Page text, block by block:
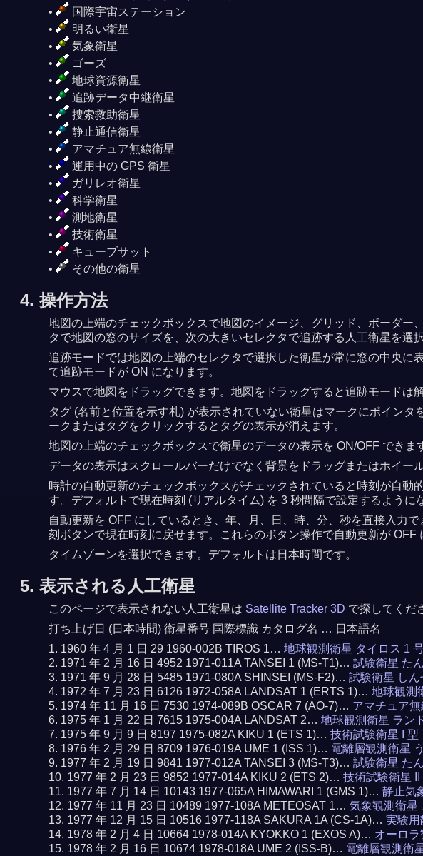
国際宇宙ステーション
明るい衛星
気象衛星
ゴーズ
地球資源衛星
追跡データ中継衛星
捜索救助衛星
静止通信衛星
アマチュア無線衛星
運用中の GPS 衛星
ガリレオ衛星
科学衛星
測地衛星
技術衛星
キューブサット
その他の衛星
4. 操作方法
地図の上端のチェックボックスで地図のイメージ、グリッド、ボーダ
タで地図の窓のサイズを、次の大きいセレクタで追跡する人工衛星を選
追跡モードでは地図の上端のセレクタで選択した衛星が常に窓の中央
て追跡モードが ON になります。
マウスで地図をドラッグできます。地図をドラッグすると追跡モードは
タグ (名前と位置を示す札) が表示されていない衛星はマークにポイン
ークまたはタグをクリックするとタグの表示が消えます。
地図の上端のチェックボックスで衛星のデータの表示を ON/OFF でき
データの表示はスクロールバーだけでなく背景をドラッグまたはホイー
時計の自動更新のチェックボックスがチェックされていると時刻が自
す。デフォルトで現在時刻 (リアルタイム) を 3 秒間隔で設定するよう
自動更新を OFF にしているとき、年、月、日、時、分、秒を直接入力
刻ボタンで現在時刻に戻せます。これらのボタン操作で自動更新が OFF
タイムゾーンを選択できます。デフォルトは日本時間です。
5. 表示される人工衛星
このページで表示されない人工衛星は Satellite Tracker 3D で探してくだ
打ち上げ日 (日本時間) 衛星番号 国際標識 カタログ名 … 日本語名
1960 年 4 月 1 日 29 1960-002B TIROS 1… 地球観測衛星 タイロス 1
1971 年 2 月 16 日 4952 1971-011A TANSEI 1 (MS-T1)… 試験衛星 た
1971 年 9 月 28 日 5485 1971-080A SHINSEI (MS-F2)… 試験衛星 し
1972 年 7 月 23 日 6126 1972-058A LANDSAT 1 (ERTS 1)… 地球観測
1974 年 11 月 16 日 7530 1974-089B OSCAR 7 (AO-7)… アマチュア
1975 年 1 月 22 日 7615 1975-004A LANDSAT 2… 地球観測衛星 ラン
1975 年 9 月 9 日 8197 1975-082A KIKU 1 (ETS 1)… 技術試験衛星 I 型
1976 年 2 月 29 日 8709 1976-019A UME 1 (ISS 1)… 電離層観測衛星
1977 年 2 月 19 日 9841 1977-012A TANSEI 3 (MS-T3)… 試験衛星 た
1977 年 2 月 23 日 9852 1977-014A KIKU 2 (ETS 2)… 技術試験衛星
1977 年 7 月 14 日 10143 1977-065A HIMAWARI 1 (GMS 1)… 静止気
1977 年 11 月 23 日 10489 1977-108A METEOSAT 1… 気象観測衛星
1977 年 12 月 15 日 10516 1977-118A SAKURA 1A (CS-1A)… 実験用
1978 年 2 月 4 日 10664 1978-014A KYOKKO 1 (EXOS A)… オーロ
1978 年 2 月 16 日 10674 1978-018A UME 2 (ISS-B)… 電離層観測衛